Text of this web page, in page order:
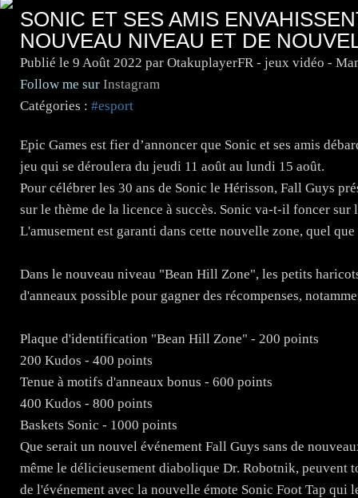
SONIC ET SES AMIS
NOUVEAU NIVEAU ET DE
Publié le 9 Août 2022 par OtakuplayerFR - jeux vidéo -
Follow me sur Instagram
Catégories : #esport
Epic Games est fier d’annoncer que Sonic et ses amis
jeu qui se déroulera du jeudi 11 août au lundi 15 août.
Pour célébrer les 30 ans de Sonic le Hérisson, Fall Guys
sur le thème de la licence à succès. Sonic va-t-il foncer
L'amusement est garanti dans cette nouvelle zone, quel
Dans le nouveau niveau "Bean Hill Zone", les petits
d'anneaux possible pour gagner des récompenses,
Plaque d'identification "Bean Hill Zone" - 200 points
200 Kudos - 400 points
Tenue à motifs d'anneaux bonus - 600 points
400 Kudos - 800 points
Baskets Sonic - 1000 points
Que serait un nouvel événement Fall Guys sans de
même le délicieusement diabolique Dr. Robotnik, peuvent
de l'événement avec la nouvelle émote Sonic Foot Tap